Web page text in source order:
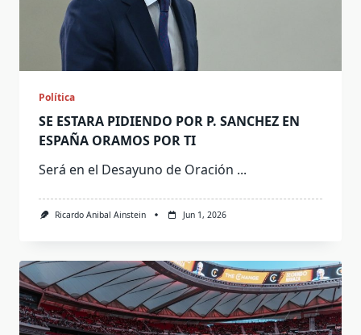
Política
SE ESTARA PIDIENDO POR P. SANCHEZ EN
ESPAÑA ORAMOS POR TI
Será en el Desayuno de Oración ...
Ricardo Anibal Ainstein Jun 1, 2026